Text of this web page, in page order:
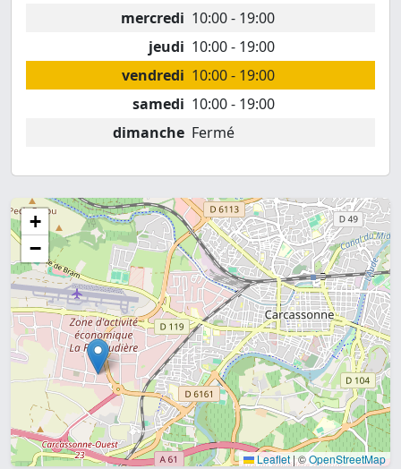
mercredi 10:00 - 19:00
jeudi 10:00 - 19:00
vendredi 10:00 - 19:00
samedi 10:00 - 19:00
dimanche Fermé
+
−
Leaflet |©OpenStreetMap